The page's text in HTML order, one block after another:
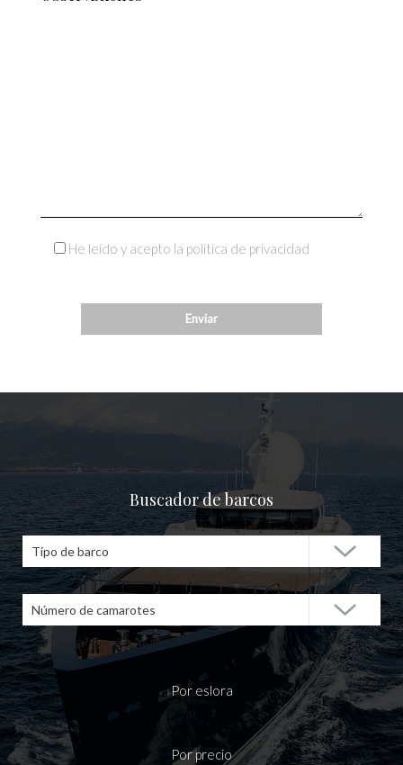
He leído y acepto la política de privacidad
Buscador de barcos
Tipo de barco
Número de camarotes
Por eslora
Por precio